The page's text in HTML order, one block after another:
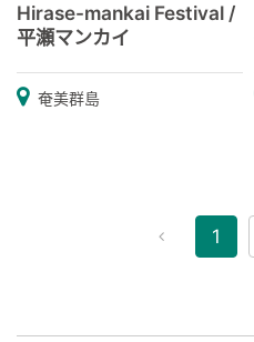
Hirase-mankai Festival /
平瀬マンカイ
奄美群島
1